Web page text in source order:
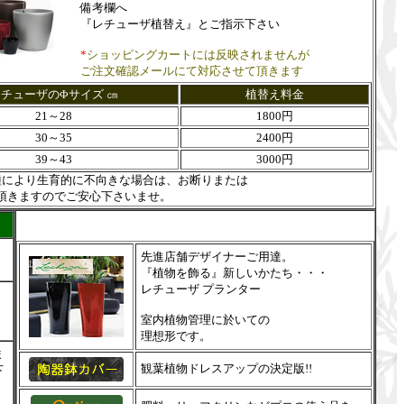
備考欄へ
『レチューザ植替え』とご指示下さい
*ショッピングカートには反映されませんが
ご注文確認メールにて対応させて頂きます
チューザのΦサイズ ㎝
植替え料金
21～28
1800円
30～35
2400円
39～43
3000円
より生育的に不向きな場合は、お断りまたは
きますのでご安心下さいませ。
先進店舗デザイナーご用達。
『植物を飾る』新しいかたち・・・
レチューザ プランター
室内植物管理に於いての
理想形です。
観葉植物ドレスアップの決定版!!